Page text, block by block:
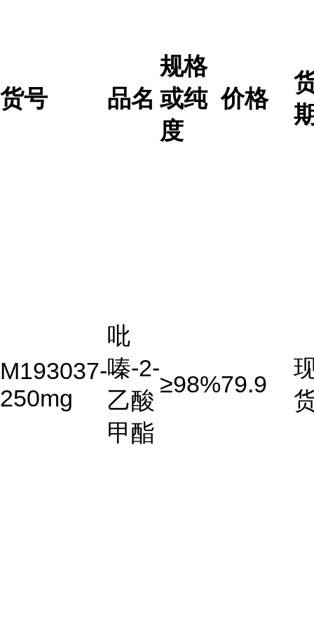
货号 品名
规格
或纯
度
价格
M193037-
250mg
吡
嗪-2-
乙酸
甲酯
≥98%79.9